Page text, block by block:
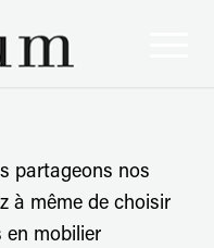
partageons nos
à même de choisir
en mobilier